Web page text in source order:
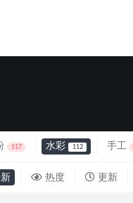
117 水彩 112 手工
热度 更新